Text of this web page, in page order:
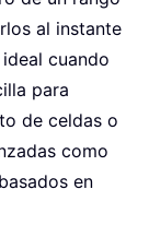
al instante
cuando
para
de celdas o
como
en